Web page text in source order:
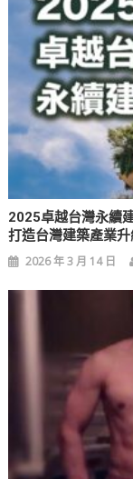
2025卓越台灣永續
打造台灣建築產業
2026 年 3 月 14 日